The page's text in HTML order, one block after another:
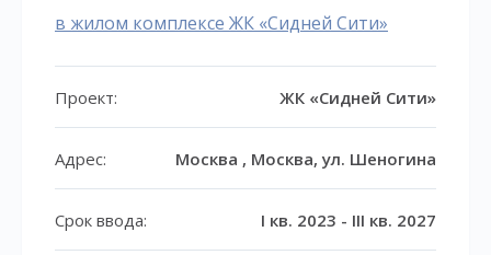
в жилом комплексе ЖК «Сидней Сити»
Проект: ЖК «Сидней Сити»
Адрес: Москва , Москва, ул. Шеногина
Срок ввода: I кв. 2023 - III кв. 2027